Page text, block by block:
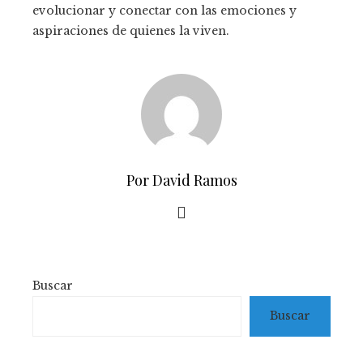
evolucionar y conectar con las emociones y
aspiraciones de quienes la viven.
Por David Ramos
Buscar
Buscar